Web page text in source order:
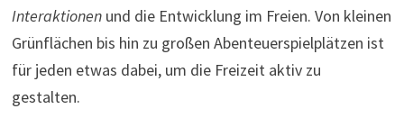
Interaktionenund die Entwicklung im Freien. Von kleinen
Grünflächen bis hin zu großen Abenteuerspielplätzen ist
für jeden etwas dabei, um die Freizeit aktiv zu
gestalten.